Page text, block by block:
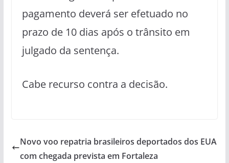
pagamento deverá ser efetuado no
prazo de 10 dias após o trânsito em
julgado da sentença.
Cabe recurso contra a decisão.
Novo voo repatria brasileiros deportados dos EUA
com chegada prevista em Fortaleza